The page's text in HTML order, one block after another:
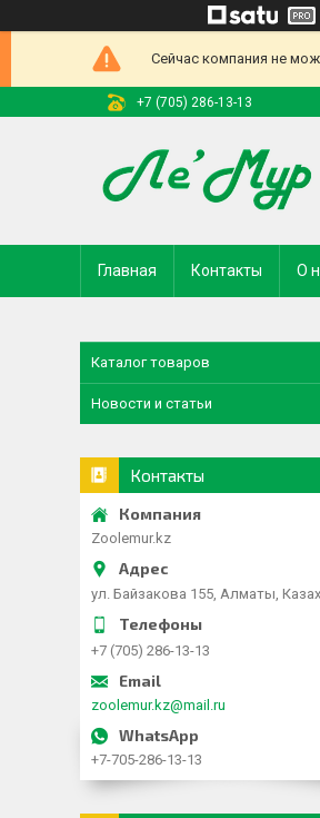
Сейчас компания не
+7 (705) 286-13-13
Главная Контакты О
Каталог товаров
Новости и статьи
Контакты
Zoolemur.kz
ул. Байзакова 155, Алматы,
+7 (705) 286-13-13
zoolemur.kz@mail.ru
+7-705-286-13-13